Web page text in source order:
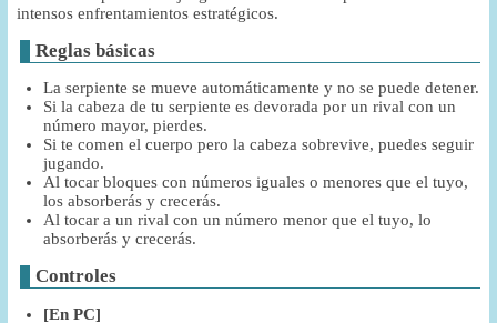
intensos enfrentamientos estratégicos.
Reglas básicas
La serpiente se mueve automáticamente y no se puede detener.
Si la cabeza de tu serpiente es devorada por un rival con un
número mayor, pierdes.
Si te comen el cuerpo pero la cabeza sobrevive, puedes seguir
jugando.
Al tocar bloques con números iguales o menores que el tuyo,
los absorberás y crecerás.
Al tocar a un rival con un número menor que el tuyo, lo
absorberás y crecerás.
Controles
[En PC]